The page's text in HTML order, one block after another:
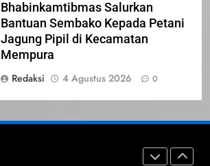
Bhabinkamtibmas Salurkan
Bantuan Sembako Kepada Petani
Jagung Pipil di Kecamatan
Mempura
Redaksi
4 Agustus 2026 0
Pimpinan Beserta Anggota DPRD
Kabupaten Siak Mengucapkan
Tahniah Hari Jadi Kabupaten Siak
IKLAN
Pemerintah Kabupaten Siak
Mengucapkan Tahniah Hari Jadi